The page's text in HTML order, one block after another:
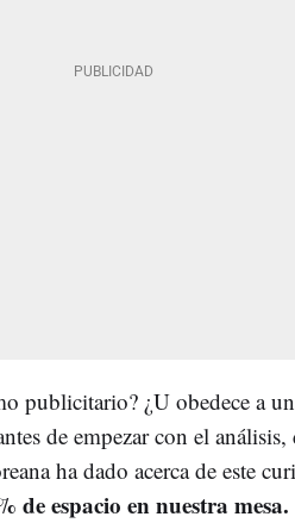
publicitario? ¿U obedece a
de empezar con el análisis,
ha dado acerca de este
de espacio en nuestra mesa.